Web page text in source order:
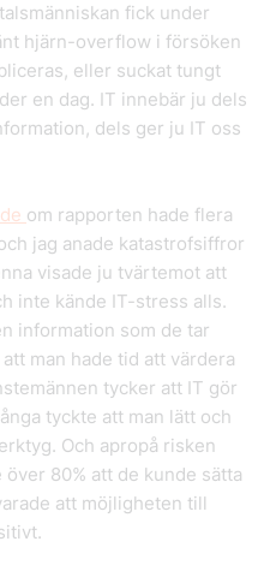
fick under
hjärn-overflow i försöken
eller suckat tungt
en dag. IT innebär ju dels
dels ger ju IT oss
om rapporten hade flera
jag anade katastrofsiffror
visade ju tvärtemot att
inte kände IT-stress alls.
information som de tar
man hade tid att värdera
tycker att IT gör
tyckte att man lätt och
Och apropå risken
80% att de kunde sätta
att möjligheten till